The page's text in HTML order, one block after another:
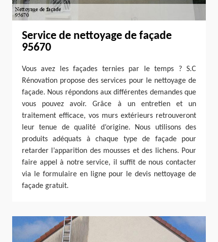
Service de nettoyage de façade
95670
Vous avez les façades ternies par le temps ? S.C
Rénovation propose des services pour le nettoyage de
façade. Nous répondons aux différentes demandes que
vous pouvez avoir. Grâce à un entretien et un
traitement efficace, vos murs extérieurs retrouveront
leur tenue de qualité d’origine. Nous utilisons des
produits adéquats à chaque type de façade pour
retarder l’apparition des mousses et des lichens. Pour
faire appel à notre service, il suffit de nous contacter
via le formulaire en ligne pour le devis nettoyage de
façade gratuit.